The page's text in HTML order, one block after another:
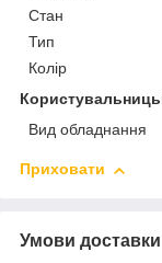
Стан
Тип
Колір
Вид обладнання
Приховати
Умови доставки